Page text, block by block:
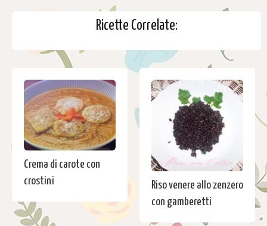
Ricette Correlate:
Crema di carote con
crostini
Riso venere allo zenzero
con gamberetti